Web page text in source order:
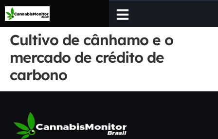
Cultivo de cânhamo e o
mercado de crédito de
carbono